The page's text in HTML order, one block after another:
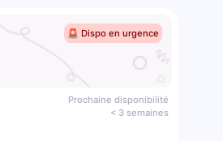
🚨 Dispo en urgence
Prochaine disponibilité
< 3 semaines